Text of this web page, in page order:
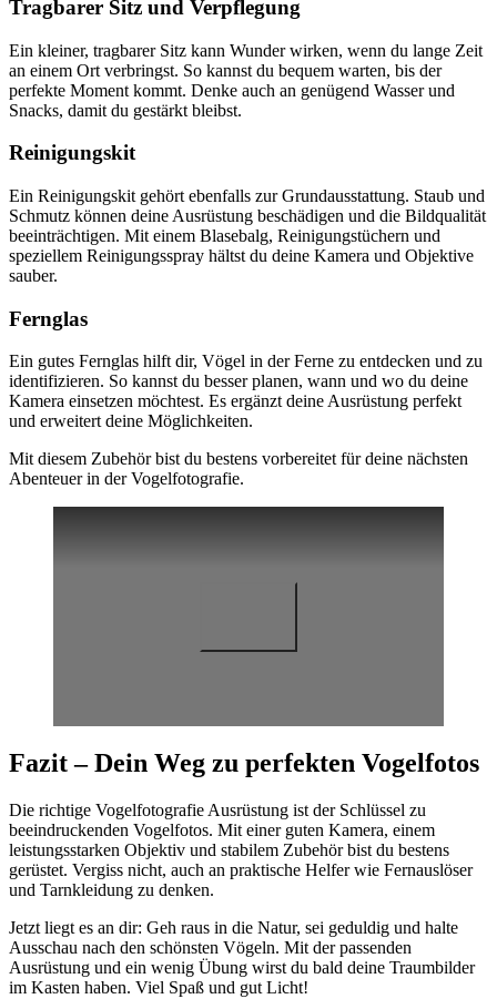
Tragbarer Sitz und Verpflegung
Ein kleiner, tragbarer Sitz kann Wunder wirken, wenn du lange Zeit
an einem Ort verbringst. So kannst du bequem warten, bis der
perfekte Moment kommt. Denke auch an genügend Wasser und
Snacks, damit du gestärkt bleibst.
Reinigungskit
Ein Reinigungskit gehört ebenfalls zur Grundausstattung. Staub und
Schmutz können deine Ausrüstung beschädigen und die Bildqualität
beeinträchtigen. Mit einem Blasebalg, Reinigungstüchern und
speziellem Reinigungsspray hältst du deine Kamera und Objektive
sauber.
Fernglas
Ein gutes Fernglas hilft dir, Vögel in der Ferne zu entdecken und zu
identifizieren. So kannst du besser planen, wann und wo du deine
Kamera einsetzen möchtest. Es ergänzt deine Ausrüstung perfekt
und erweitert deine Möglichkeiten.
Mit diesem Zubehör bist du bestens vorbereitet für deine nächsten
Abenteuer in der Vogelfotografie.
Fazit – Dein Weg zu perfekten Vogelfotos
Die richtige Vogelfotografie Ausrüstung ist der Schlüssel zu
beeindruckenden Vogelfotos. Mit einer guten Kamera, einem
leistungsstarken Objektiv und stabilem Zubehör bist du bestens
gerüstet. Vergiss nicht, auch an praktische Helfer wie Fernauslöser
und Tarnkleidung zu denken.
Jetzt liegt es an dir: Geh raus in die Natur, sei geduldig und halte
Ausschau nach den schönsten Vögeln. Mit der passenden
Ausrüstung und ein wenig Übung wirst du bald deine Traumbilder
im Kasten haben. Viel Spaß und gut Licht!